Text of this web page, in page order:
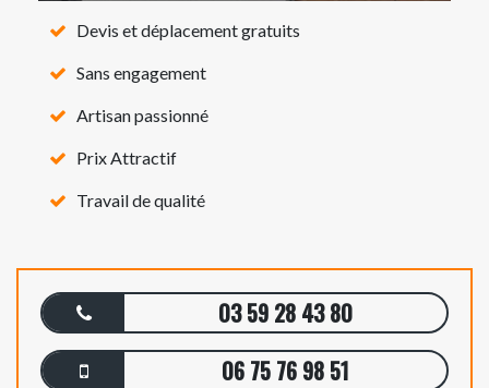
Devis et déplacement gratuits
Sans engagement
Artisan passionné
Prix Attractif
Travail de qualité
03 59 28 43 80
06 75 76 98 51